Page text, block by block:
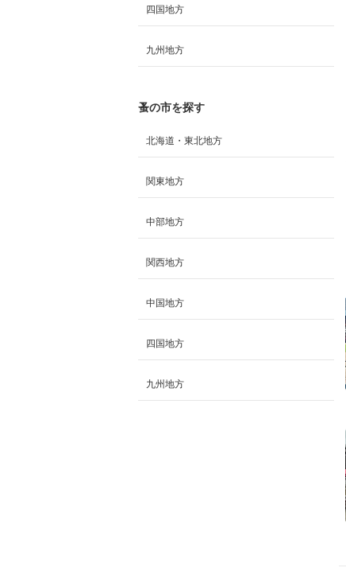
四国地方
九州地方
蚤の市を探す
北海道・東北地方
関東地方
中部地方
関西地方
中国地方
四国地方
九州地方